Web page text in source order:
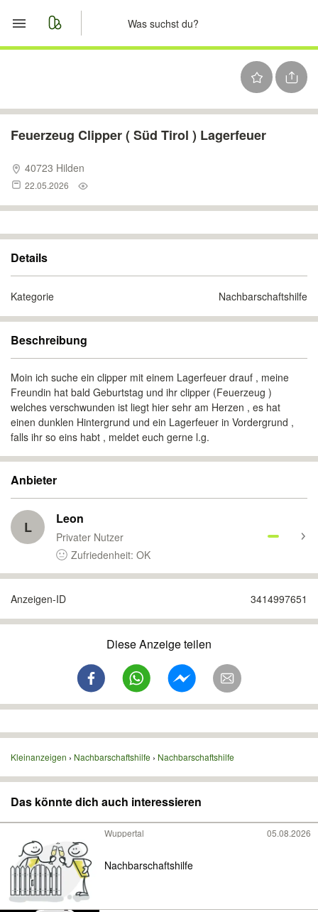
Nachrichten
Anzeige aufgeben
Feuerzeug Clipper ( Süd Tirol ) Lagerfeuer
40723 Hilden
22.05.2026
Details
Kategorie Nachbarschaftshilfe
Beschreibung
Moin ich suche ein clipper mit einem Lagerfeuer drauf , meine
Freundin hat bald Geburtstag und ihr clipper (Feuerzeug )
welches verschwunden ist liegt hier sehr am Herzen , es hat
einen dunklen Hintergrund und ein Lagerfeuer in Vordergrund ,
falls ihr so eins habt , meldet euch gerne l.g.
Anbieter
L Leon
Privater Nutzer
Zufriedenheit: OK
Anzeigen-ID 3414997651
Diese Anzeige teilen
Kleinanzeigen Nachbarschaftshilfe Nachbarschaftshilfe
Das könnte dich auch interessieren
Wuppertal 05.08.2026
Nachbarschaftshilfe